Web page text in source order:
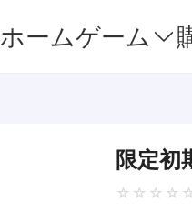
ホームゲーム
限定初